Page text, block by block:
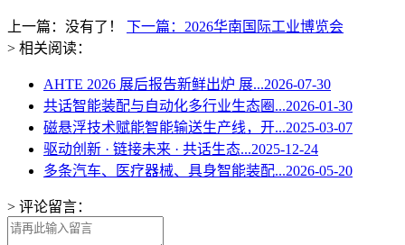
上一篇：没有了！
下一篇：2026华南国际工业博览会
> 相关阅读：
AHTE 2026 展后报告新鲜出炉 展...2026-07-30
共话智能装配与自动化多行业生态圈...2026-01-30
磁悬浮技术赋能智能输送生产线，开...2025-03-07
驱动创新 · 链接未来 · 共话生态...2025-12-24
多条汽车、医疗器械、具身智能装配...2026-05-20
> 评论留言：